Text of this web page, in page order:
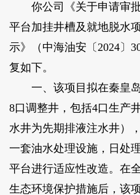
你公司《关于申请审批
平台加挂井槽及就地脱水
示》（中海油安〔2024〕
复如下。
一、该项目拟在秦皇岛
8口调整井，包括4口生产
水井为先期排液注水井）
一套油水处理设施，日处
平台进行适应性改造。在
生态环境保护措施后，该